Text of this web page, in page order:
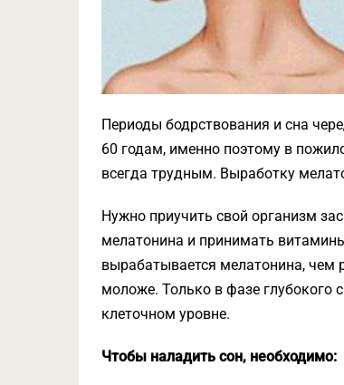
Периоды бодрствования и сна
60 годам, именно поэтому в
всегда трудным. Выработку
Нужно приучить свой организм
мелатонина и принимать
вырабатывается мелатонина, чем
моложе. Только в фазе глубокого
клеточном уровне.
Чтобы наладить сон, необходимо: